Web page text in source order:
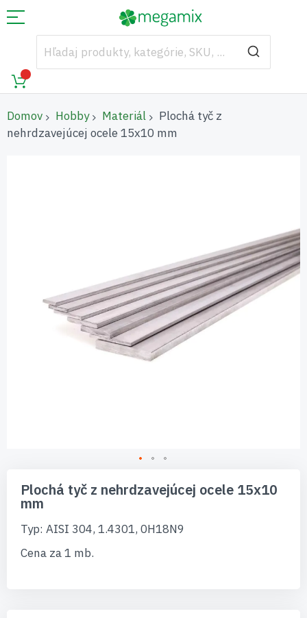
Domov Hobby Materiál
Plochá tyč z
nehrdzavejúcej ocele 15x10 mm
začiatok
galérie
Plochá tyč z nehrdzavejúcej ocele 15x10
mm
Typ: AISI 304, 1.4301, 0H18N9
Cena za 1 mb.